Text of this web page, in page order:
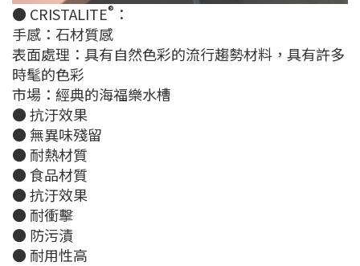
● CRISTALITE® ：
手感：石材質感
表面處理：具有自然色彩的流行趨勢材料，具有許多
時髦的色彩
市場：經典的海福樂水槽
● 抗汙效果
● 無異味殘留
● 耐熱材質
● 食品材質
● 抗汙效果
● 耐衝擊
● 防污漬
● 耐用性高